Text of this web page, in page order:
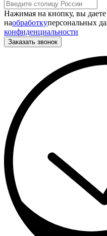
Нажимая на кнопку, вы даете
наобработкуперсональных
конфиденциальности
Заказать звонок